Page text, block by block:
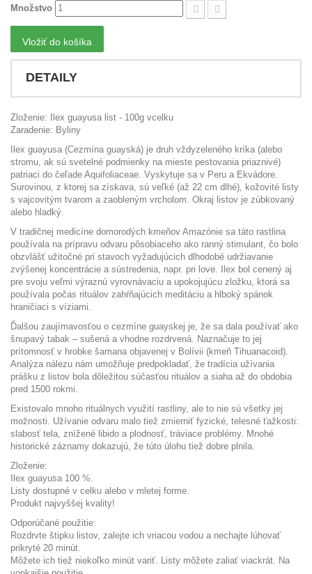
Množstvo
Vložiť do košíka
DETAILY
Zloženie: Ilex guayusa list - 100g vcelku
Zaradenie: Byliny
Ilex guayusa (Cezmína guayská) je druh vždyzeleného kríka (alebo
stromu, ak sú svetelné podmienky na mieste pestovania priaznivé)
patriaci do čeľade Aquifoliaceae. Vyskytuje sa v Peru a Ekvádore.
Surovinou, z ktorej sa získava, sú veľké (až 22 cm dlhé), kožovité listy
s vajcovitým tvarom a zaobleným vrcholom. Okraj listov je zúbkovaný
alebo hladký.
V tradičnej medicíne domorodých kmeňov Amazónie sa táto rastlina
používala na prípravu odvaru pôsobiaceho ako ranný stimulant, čo bolo
obzvlášť užitočné pri stavoch vyžadujúcich dlhodobé udržiavanie
zvýšenej koncentrácie a sústredenia, napr. pri love. Ilex bol cenený aj
pre svoju veľmi výraznú vyrovnávaciu a upokojujúcu zložku, ktorá sa
používala počas rituálov zahŕňajúcich meditáciu a hlboký spánok
hraničiaci s víziami.
Ďalšou zaujímavosťou o cezmíne guayskej je, že sa dala používať ako
šnupavý tabak – sušená a vhodne rozdrvená. Naznačuje to jej
prítomnosť v hrobke šamana objavenej v Bolívii (kmeň Tihuanacoid).
Analýza nálezu nám umožňuje predpokladať, že tradícia užívania
prášku z listov bola dôležitou súčasťou rituálov a siaha až do obdobia
pred 1500 rokmi.
Existovalo mnoho rituálnych využití rastliny, ale to nie sú všetky jej
možnosti. Užívanie odvaru malo tiež zmierniť fyzické, telesné ťažkosti:
slabosť tela, znížené libido a plodnosť, tráviace problémy. Mnohé
historické záznamy dokazujú, že túto úlohu tiež dobre plnila.
Zloženie:
Ilex guayusa 100 %.
Listy dostupné v celku alebo v mletej forme.
Produkt najvyššej kvality!
Odporúčané použitie:
Rozdrvte štipku listov, zalejte ich vriacou vodou a nechajte lúhovať
prikryté 20 minút.
Môžete ich tiež niekoľko minút variť. Listy môžete zaliať viackrát. Na